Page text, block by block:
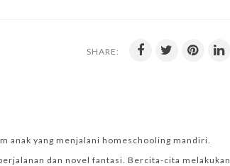
SHARE:
anak yang menjalani homeschooling mandiri.
dan novel fantasi. Bercita-cita melakukan